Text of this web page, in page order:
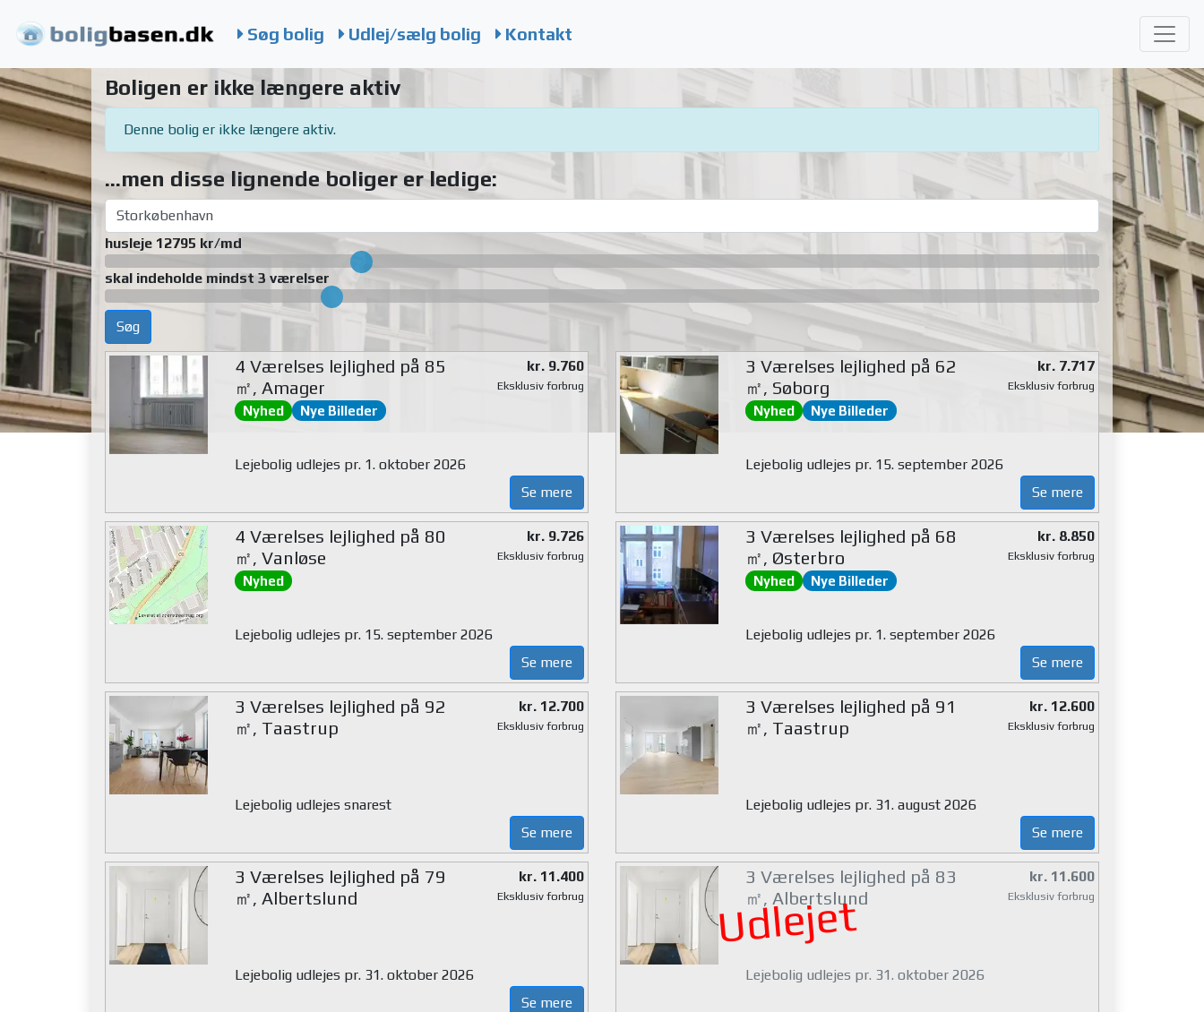
Søg bolig Udlej/sælg bolig Kontakt
Boligen er ikke længere aktiv
Denne bolig er ikke længere aktiv.
...men disse lignende boliger er ledige:
husleje 12795 kr/md
skal indeholde mindst 3 værelser
Søg
4 Værelses lejlighed på 85
㎡, Amager
Nyhed Nye Billeder
kr. 9.760
Eksklusiv forbrug
Lejebolig udlejes pr. 1. oktober 2026
Se mere
3 Værelses lejlighed på 62
㎡, Søborg
Nyhed Nye Billeder
kr. 7.717
Eksklusiv forbrug
Lejebolig udlejes pr. 15. september 2026
Se mere
4 Værelses lejlighed på 80
㎡, Vanløse
Nyhed
kr. 9.726
Eksklusiv forbrug
Lejebolig udlejes pr. 15. september 2026
Se mere
3 Værelses lejlighed på 68
㎡, Østerbro
Nyhed Nye Billeder
kr. 8.850
Eksklusiv forbrug
Lejebolig udlejes pr. 1. september 2026
Se mere
3 Værelses lejlighed på 92
㎡, Taastrup
kr. 12.700
Eksklusiv forbrug
Lejebolig udlejes snarest
Se mere
3 Værelses lejlighed på 91
㎡, Taastrup
kr. 12.600
Eksklusiv forbrug
Lejebolig udlejes pr. 31. august 2026
Se mere
3 Værelses lejlighed på 79
㎡, Albertslund
kr. 11.400
Eksklusiv forbrug
Lejebolig udlejes pr. 31. oktober 2026
Se mere
Udlejet
3 Værelses lejlighed på 83
㎡, Albertslund
kr. 11.600
Eksklusiv forbrug
Lejebolig udlejes pr. 31. oktober 2026